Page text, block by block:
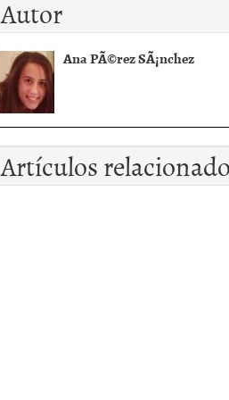
Autor
Ana PÃ©rez SÃ¡nchez
Artículos